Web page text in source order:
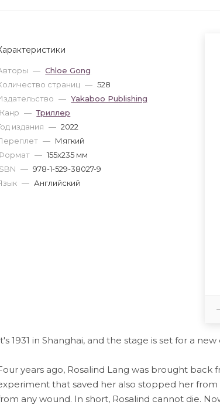
— Chloe Gong
страниц — 528
— Yakaboo Publishing
— Триллер
издания — 2022
— Мягкий
— 155x235 мм
— 978-1-529-38027-9
— Английский
1931 in Shanghai, and the stage is set for a
years ago, Rosalind Lang was brought
that saved her also stopped her
any wound. In short, Rosalind cannot die.